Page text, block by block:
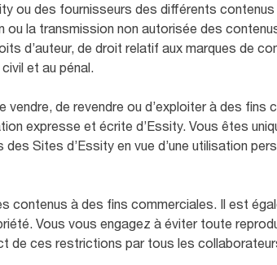
ou des fournisseurs des différents
ou la transmission non autorisée des
d’auteur, de droit relatif aux marques de
et au pénal.
de revendre ou d’exploiter à des fins
expresse et écrite d’Essity. Vous êtes
Sites d’Essity en vue d’une utilisation
contenus à des fins commerciales. Il est
Vous vous engagez à éviter toute
de ces restrictions par tous les